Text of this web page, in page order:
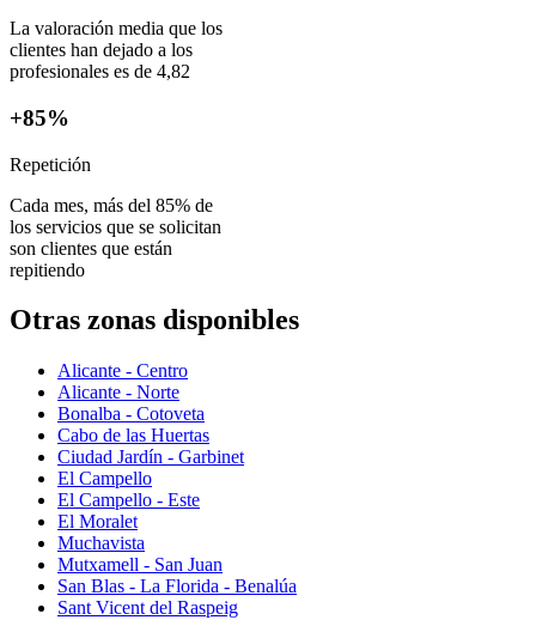
La valoración media que los
clientes han dejado a los
profesionales es de 4,82
+85%
Repetición
Cada mes, más del 85% de
los servicios que se solicitan
son clientes que están
repitiendo
Otras zonas disponibles
Alicante - Centro
Alicante - Norte
Bonalba - Cotoveta
Cabo de las Huertas
Ciudad Jardín - Garbinet
El Campello
El Campello - Este
El Moralet
Muchavista
Mutxamell - San Juan
San Blas - La Florida - Benalúa
Sant Vicent del Raspeig